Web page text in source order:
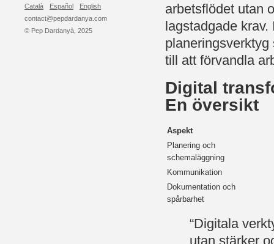
Català Español
English
contact@pepdardanya.com
© Pep Dardanyà, 2025
arbetsflödet utan
lagstadgade
till att förvandla
Digital
En översikt
Aspekt
Planering och
schemaläggning
Kommunikation
Dokumentation och
spårbarhet
“Digitala
utan stärker